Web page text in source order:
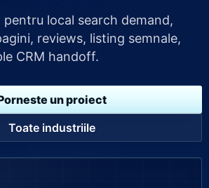
local search demand,
reviews, listing semnale,
CRM handoff.
un proiect
Toate industriile